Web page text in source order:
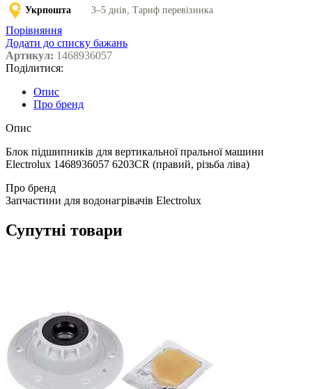
Укрпошта 3–5 днів, Тариф перевізника
Порівняння
Додати до списку бажань
Артикул: 1468936057
Поділитися:
Опис
Про бренд
Опис
Блок підшипників для вертикальної пральної машини
Electrolux 1468936057 6203CR (правий, різьба ліва)
Про бренд
Запчастини для водонагрівачів Electrolux
Супутні товари